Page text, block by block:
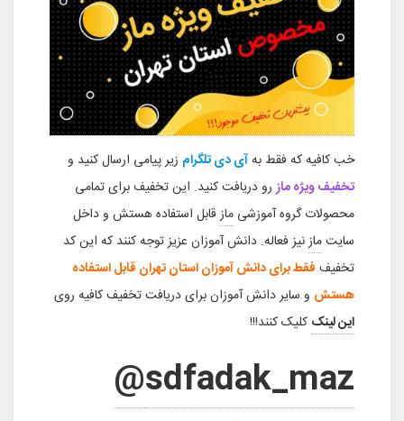
خب کافیه که فقط بهآی دی تلگرام زیر پیامی ارسال کنید و
تخفیف ویژه مازرو دریافت کنید. این تخفیف برای تمامی
محصولات گروه آموزشی مازقابل استفاده هستش و داخل
سایتمازنیز فعاله. دانش آموزان عزیز توجه کنند که این کد
تخفیف فقط برای دانش آموزان استان تهران قابل استفاده
هستش و سایر دانش آموزان برای دریافت تخفیف کافیه روی
این لینک کلیک کنند!!!
sdfadak_maz@